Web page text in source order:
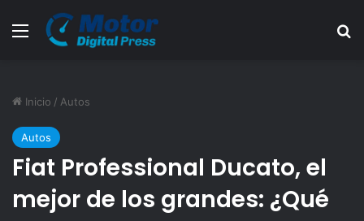
Menú
Inicio / Autos
Autos
Fiat Professional Ducato, el
mejor de los grandes: ¿Qué